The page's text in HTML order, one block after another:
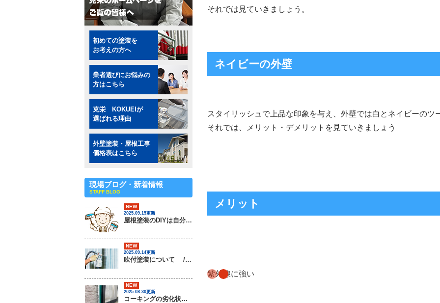
それでは見ていきましょう。
ネイビーの外壁
スタイリッシュで上品な印象を与え、外壁では白とネイビーのツ
それでは、メリット・デメリットを見ていきましょう
メリット
紫外線に強い
初めての塗装を
お考えの方へ
業者選びにお悩みの
方はこちら
克栄 KOKUEIが
選ばれる理由
外壁塗装・屋根工事
価格表はこちら
現場ブログ・新着情報
STAFF BLOG
NEW
2025.09.15更新
屋根塗装のDIYは自分でできるの？ / 茨城県常総市・坂東市・守谷市・つくば市・境町の外壁塗装＆屋根専門店
NEW
2025.09.14更新
吹付塗装について / 茨城県常総市・坂東市・守谷市・つくば市・境町の外壁塗装＆屋根専門店
NEW
2025.08.30更新
コーキングの劣化状況について / 茨城県常総市・坂東市・守谷市・つくば市・境町の外壁塗装＆屋根専門店